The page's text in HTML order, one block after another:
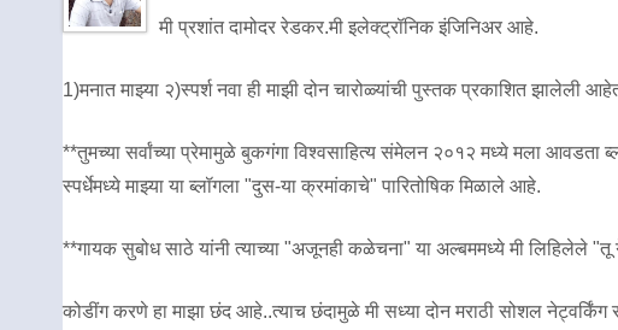
मी प्रशांत दामोदर रेडकर.मी इलेक्ट्रॉनिक इंजिनिअर आहे.
1)मनात माझ्या २)स्पर्श नवा ही माझी दोन चारोळ्यांची पुस्तक प्रकाशित झालेली
**तुमच्या सर्वांच्या प्रेमामुळे बुकगंगा विश्वसाहित्य संमेलन २०१२ मध्ये मला आवडता
स्पर्धेमध्ये माझ्या या ब्लॉगला "दुस-या क्रमांकाचे" पारितोषिक मिळाले आहे.
**गायक सुबोध साठे यांनी त्याच्या "अजूनही कळेचना" या अल्बममध्ये मी लिहिलेले
कोडींग करणे हा माझा छंद आहे..त्याच छंदामुळे मी सध्या दोन मराठी सोशल नेट्वर्किंग